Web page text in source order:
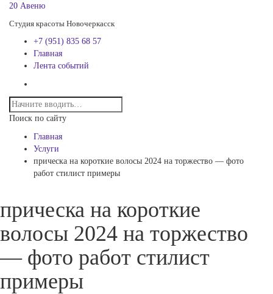
20 Авеню
Студия красоты Новочеркасск
+7 (951) 835 68 57
Главная
Лента событий
Поиск по сайту
Главная
Услуги
прическа на короткие волосы 2024 на торжество — фото
работ стилист примеры
прическа на короткие
волосы 2024 на торжество
— фото работ стилист
примеры